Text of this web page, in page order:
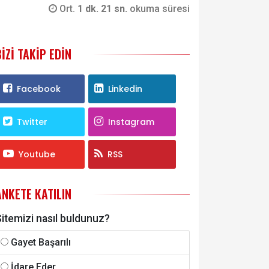
Ort. 1 dk. 21 sn. okuma süresi
TAKIP EDIN
Facebook Linkedin
Twitter Instagram
Youtube RSS
KATILIN
nasıl buldunuz?
Gayet Başarılı